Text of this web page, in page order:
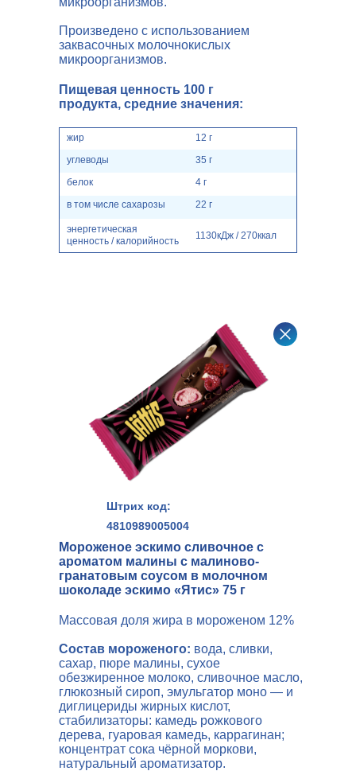
Произведено с использованием
заквасочных молочнокислых
микроорганизмов.
Пищевая ценность 100 г
продукта, средние значения:
жир
углеводы
белок
в том числе сахарозы
12 г
35 г
4 г
22 г
энергетическая
ценность / калорийность
1130кДж / 270ккал
Штрих код:
4810989005004
Мороженое эскимо сливочное с
ароматом малины с малиново-
гранатовым соусом в молочном
шоколаде эскимо «Ятис» 75 г
Массовая доля жира в мороженом 12%
Состав мороженого: вода, сливки,
сахар, пюре малины, сухое
обезжиренное молоко, сливочное масло,
глюкозный сироп, эмульгатор моно — и
диглицериды жирных кислот,
стабилизаторы: камедь рожкового
дерева, гуаровая камедь, каррагинан;
концентрат сока чёрной моркови,
натуральный ароматизатор.